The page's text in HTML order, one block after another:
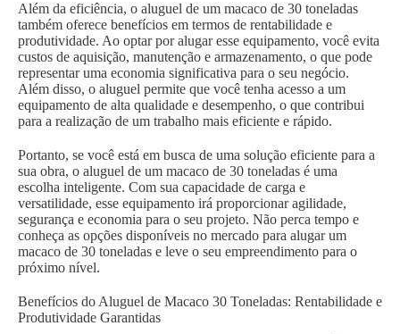
Além da eficiência, o aluguel de um macaco de 30 toneladas
também oferece benefícios em termos de rentabilidade e
produtividade. Ao optar por alugar esse equipamento, você evita
custos de aquisição, manutenção e armazenamento, o que pode
representar uma economia significativa para o seu negócio.
Além disso, o aluguel permite que você tenha acesso a um
equipamento de alta qualidade e desempenho, o que contribui
para a realização de um trabalho mais eficiente e rápido.
Portanto, se você está em busca de uma solução eficiente para a
sua obra, o aluguel de um macaco de 30 toneladas é uma
escolha inteligente. Com sua capacidade de carga e
versatilidade, esse equipamento irá proporcionar agilidade,
segurança e economia para o seu projeto. Não perca tempo e
conheça as opções disponíveis no mercado para alugar um
macaco de 30 toneladas e leve o seu empreendimento para o
próximo nível.
Benefícios do Aluguel de Macaco 30 Toneladas: Rentabilidade e
Produtividade Garantidas